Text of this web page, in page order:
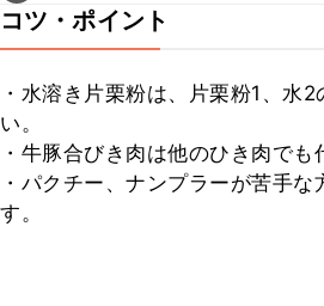
コツ・ポイント
・水溶き片栗粉は、片栗粉1、水
い。
・牛豚合びき肉は他のひき肉でも
・パクチー、ナンプラーが苦手
す。